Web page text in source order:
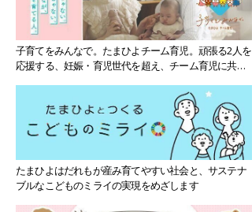
子育てをみんなで。たまひよチーム育児。頑張る2人を
応援する、妊娠・育児世代を超え、チーム育児に共感
たまひよはだれもが産み育てやすい社会と、サステナ
ブルなこどものミライの実現をめざします